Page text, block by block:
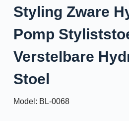
Styling Zware
Pomp
Verstelbare
Stoel
Model: BL-0068